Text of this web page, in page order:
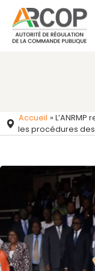
contenu
Accueil »
les procédures des